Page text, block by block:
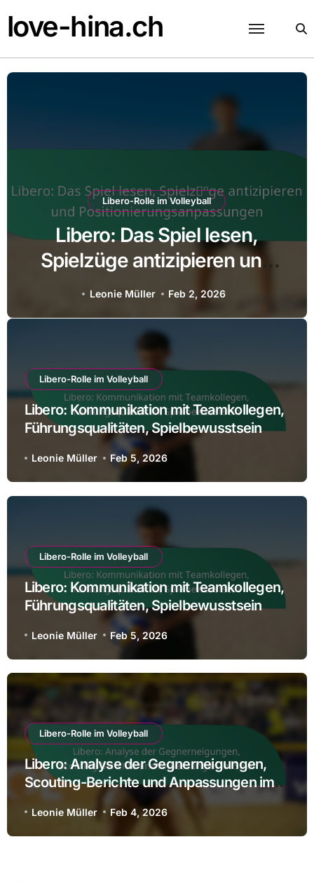
content
love-hina.ch
Libero-Rolle im Volleyball
Libero: Das Spiel lesen,
Spielzüge antizipieren und
Positionierungsanpassungen
Leonie Müller Feb 2, 2026
Libero-Rolle im Volleyball
Libero: Kommunikation mit Teamkollegen,
Führungsqualitäten, Spielbewusstsein
Leonie Müller Feb 5, 2026
Libero-Rolle im Volleyball
Libero: Kommunikation mit Teamkollegen,
Führungsqualitäten, Spielbewusstsein
Leonie Müller Feb 5, 2026
Libero-Rolle im Volleyball
Libero: Analyse der Gegnerneigungen,
Scouting-Berichte und Anpassungen im
Spiel
Leonie Müller Feb 4, 2026